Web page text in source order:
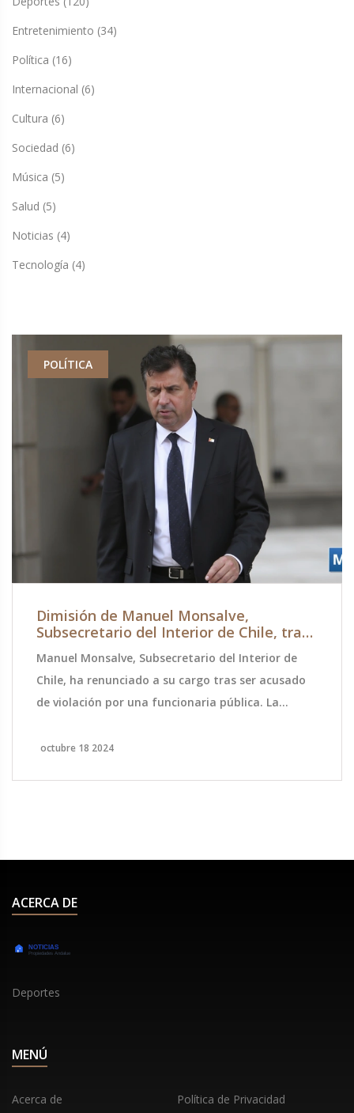
Entretenimiento (34)
Política (16)
Internacional (6)
Cultura (6)
Sociedad (6)
Música (5)
Salud (5)
Noticias (4)
Tecnología (4)
POLÍTICA
Dimisión de Manuel Monsalve,
Subsecretario del Interior de Chile, tras
Manuel Monsalve, Subsecretario del Interior de
Chile, ha renunciado a su cargo tras ser acusado
de violación por una funcionaria pública. La
Metropolitana Centro Norte y ya se han
dimisión al presidente Gabriel Boric.
octubre 18 2024
ACERCA DE
Deportes
MENÚ
Acerca de Política de Privacidad